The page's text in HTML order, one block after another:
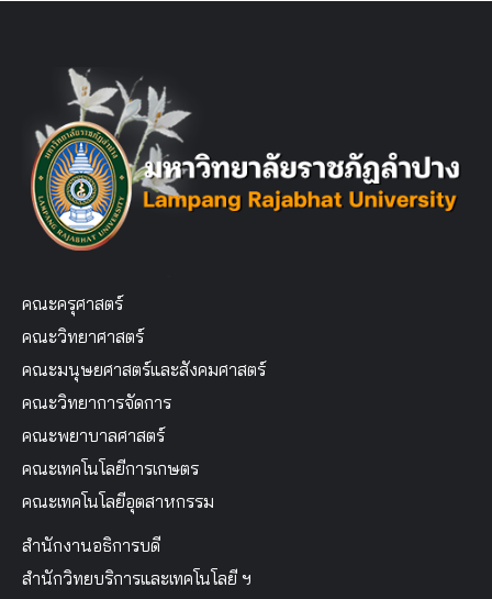
คณะครุศาสตร์
คณะวิทยาศาสตร์
คณะมนุษยศาสตร์และสังคมศาสตร์
คณะวิทยาการจัดการ
คณะพยาบาลศาสตร์
คณะเทคโนโลยีการเกษตร
คณะเทคโนโลยีอุตสาหกรรม
สำนักงานอธิการบดี
สำนักวิทยบริการและเทคโนโลยี ฯ